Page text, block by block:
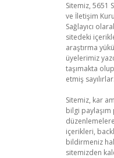
Sitemiz, 5651
ve İletişim
Sağlayıcı
sitedeki
araştırma
üyelerimiz
taşımakta
etmiş sayılırlar.
Sitemiz, kar
bilgi
içerikleri,
bildirmeniz
sitemizden